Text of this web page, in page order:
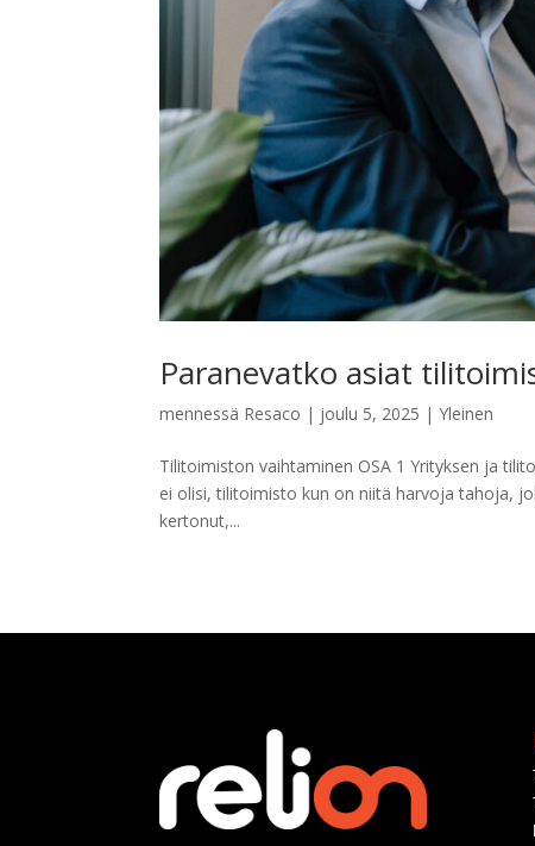
Paranevatko asiat
mennessä Resaco | joulu 5, 2025 |Yleinen
Tilitoimiston vaihtaminen OSA 1 Yrityksen ja
ei olisi, tilitoimisto kun on niitä harvoja tahoja,
kertonut,...